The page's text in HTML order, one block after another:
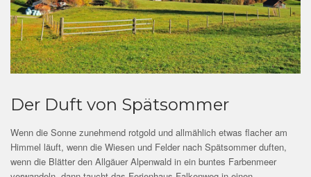
Der Duft von Spätsommer
Wenn die Sonne zunehmend rotgold und allmählich etwas flacher am
Himmel läuft, wenn die Wiesen und Felder nach Spätsommer duften,
wenn die Blätter den Allgäuer Alpenwald in ein buntes Farbenmeer